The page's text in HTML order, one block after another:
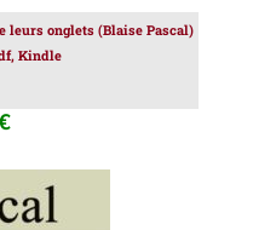
leurs onglets (Blaise Pascal)
Kindle